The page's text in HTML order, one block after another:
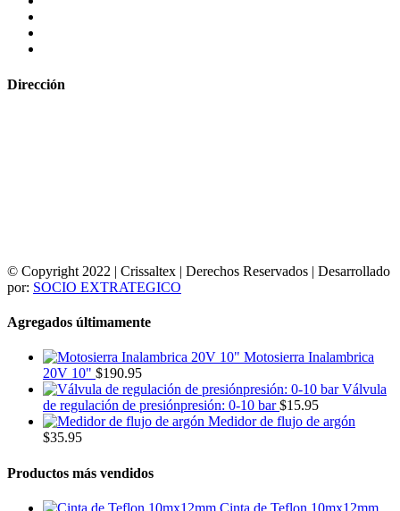
Dirección
© Copyright 2022 | Crissaltex | Derechos Reservados | Desarrollado
por: SOCIO EXTRATEGICO
Agregados últimamente
Motosierra Inalambrica
20V 10" $190.95
Válvula
de regulación de presiónpresión: 0-10 bar $15.95
Medidor de flujo de argón
$35.95
Productos más vendidos
Cinta de Teflon 10mx12mm